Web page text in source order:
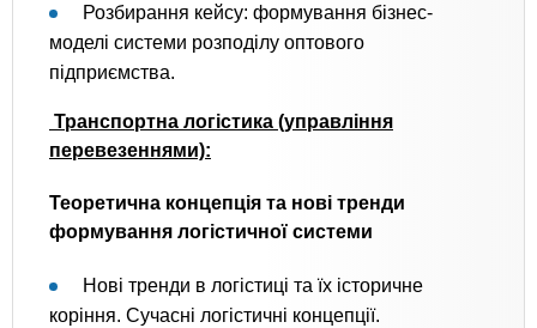
Розбирання кейсу: формування бізнес-
моделі системи розподілу оптового
підприємства.
Транспортна логістика (управління
перевезеннями):
Теоретична концепція та нові тренди
формування логістичної системи
Нові тренди в логістиці та їх історичне
коріння. Сучасні логістичні концепції.